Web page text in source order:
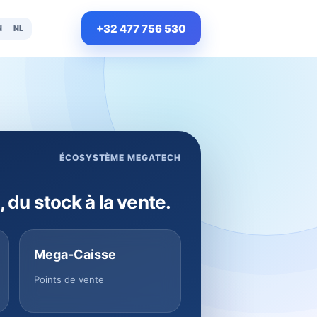
NL +32 477 756 530
ÉCOSYSTÈME MEGATECH
du stock à la vente.
Mega-Caisse
Points de vente